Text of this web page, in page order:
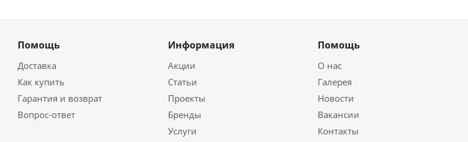
Помощь
Доставка
Как купить
Гарантия и возврат
Вопрос-ответ
Информация
Акции
Статьи
Проекты
Бренды
Услуги
Помощь
О нас
Галерея
Новости
Вакансии
Контакты